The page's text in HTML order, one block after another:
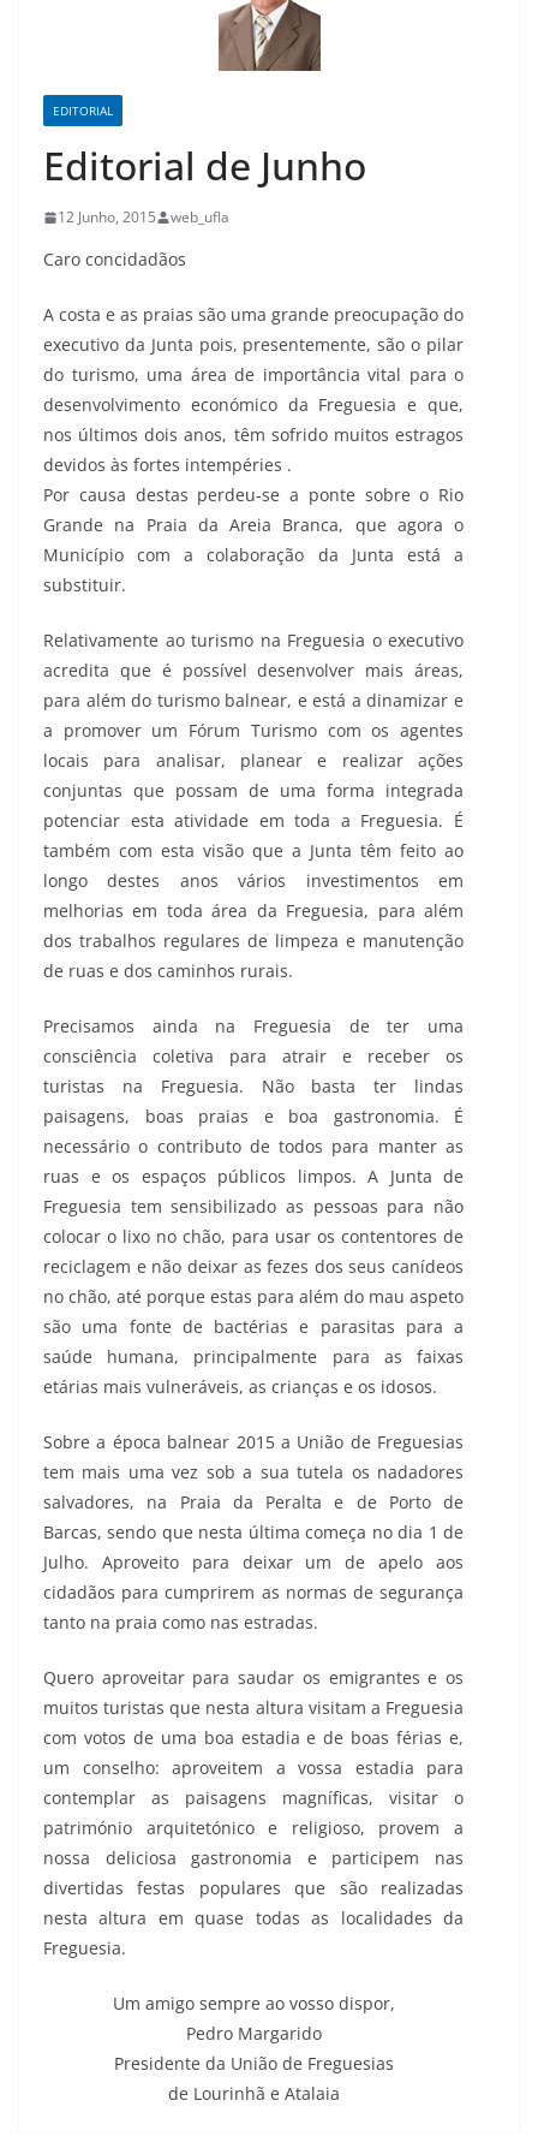
EDITORIAL
Editorial de Junho
12 Junho, 2015 web_ufla
Caro concidadãos
A costa e as praias são uma grande preocupação do
executivo da Junta pois, presentemente, são o pilar
do turismo, uma área de importância vital para o
desenvolvimento económico da Freguesia e que,
nos últimos dois anos, têm sofrido muitos estragos
devidos às fortes intempéries .
Por causa destas perdeu-se a ponte sobre o Rio
Grande na Praia da Areia Branca, que agora o
Município com a colaboração da Junta está a
substituir.
Relativamente ao turismo na Freguesia o executivo
acredita que é possível desenvolver mais áreas,
para além do turismo balnear, e está a dinamizar e
a promover um Fórum Turismo com os agentes
locais para analisar, planear e realizar ações
conjuntas que possam de uma forma integrada
potenciar esta atividade em toda a Freguesia. É
também com esta visão que a Junta têm feito ao
longo destes anos vários investimentos em
melhorias em toda área da Freguesia, para além
dos trabalhos regulares de limpeza e manutenção
de ruas e dos caminhos rurais.
Precisamos ainda na Freguesia de ter uma
consciência coletiva para atrair e receber os
turistas na Freguesia. Não basta ter lindas
paisagens, boas praias e boa gastronomia. É
necessário o contributo de todos para manter as
ruas e os espaços públicos limpos. A Junta de
Freguesia tem sensibilizado as pessoas para não
colocar o lixo no chão, para usar os contentores de
reciclagem e não deixar as fezes dos seus canídeos
no chão, até porque estas para além do mau aspeto
são uma fonte de bactérias e parasitas para a
saúde humana, principalmente para as faixas
etárias mais vulneráveis, as crianças e os idosos.
Sobre a época balnear 2015 a União de Freguesias
tem mais uma vez sob a sua tutela os nadadores
salvadores, na Praia da Peralta e de Porto de
Barcas, sendo que nesta última começa no dia 1 de
Julho. Aproveito para deixar um de apelo aos
cidadãos para cumprirem as normas de segurança
tanto na praia como nas estradas.
Quero aproveitar para saudar os emigrantes e os
muitos turistas que nesta altura visitam a Freguesia
com votos de uma boa estadia e de boas férias e,
um conselho: aproveitem a vossa estadia para
contemplar as paisagens magníficas, visitar o
património arquitetónico e religioso, provem a
nossa deliciosa gastronomia e participem nas
divertidas festas populares que são realizadas
nesta altura em quase todas as localidades da
Freguesia.
Um amigo sempre ao vosso dispor,
Pedro Margarido
Presidente da União de Freguesias
de Lourinhã e Atalaia